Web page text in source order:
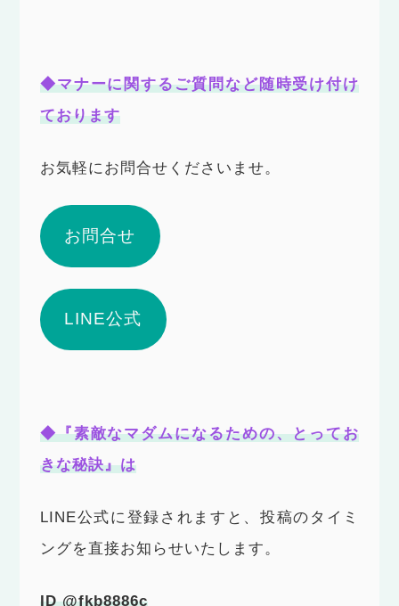
◆マナーに関するご質問など随時受け付け
ております
お気軽にお問合せくださいませ。
お問合せ
LINE公式
◆『素敵なマダムになるための、とってお
きな秘訣』は
LINE公式に登録されますと、投稿のタイミ
ングを直接お知らせいたします。
ID @fkb8886c